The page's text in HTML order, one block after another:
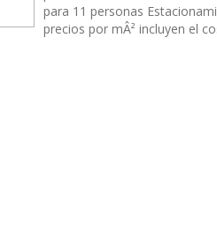
para 11 personas
precios por mÂ² incluyen el